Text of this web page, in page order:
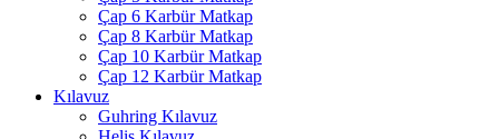
Çap 6 Karbür Matkap
Çap 8 Karbür Matkap
Çap 10 Karbür Matkap
Çap 12 Karbür Matkap
Kılavuz
Guhring Kılavuz